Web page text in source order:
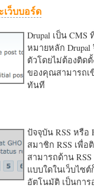
ว็บบอร์ด
Drupal เป็น
หมายหลัก
ตัวโดยไม่ต้องติด
ของคุณสามารถเ
ทันที
ปัจจุบัน RSS หรื
สมาชิก RSS เพื่
สามารถด้าน
แบบใดในเว็บไซต์
อัตโนมัติ เป็นกา